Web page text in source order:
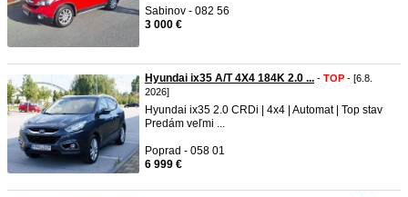
Sabinov - 082 56
3 000 €
Hyundai ix35 A/T 4X4 184K 2.0 ... - TOP - [6.8.
2026]
Hyundai ix35 2.0 CRDi | 4x4 | Automat | Top stav
Predám veľmi ...
Poprad - 058 01
6 999 €